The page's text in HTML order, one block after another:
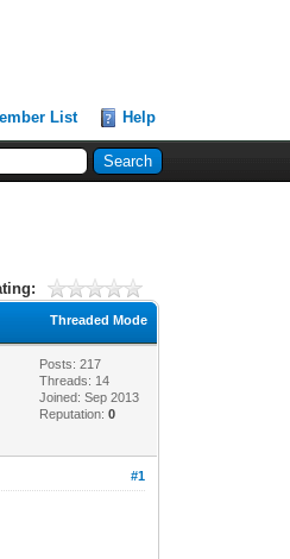
List Help
Threaded Mode
Posts: 217
Threads: 14
Joined: Sep 2013
Reputation:0
#1